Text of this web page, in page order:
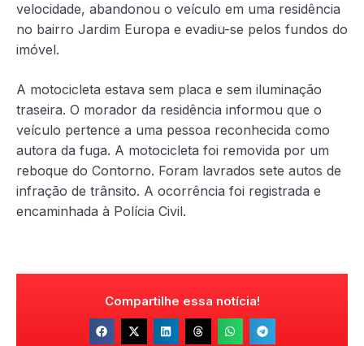
velocidade, abandonou o veículo em uma residência
no bairro Jardim Europa e evadiu-se pelos fundos do
imóvel.
A motocicleta estava sem placa e sem iluminação
traseira. O morador da residência informou que o
veículo pertence a uma pessoa reconhecida como
autora da fuga. A motocicleta foi removida por um
reboque do Contorno. Foram lavrados sete autos de
infração de trânsito. A ocorrência foi registrada e
encaminhada à Polícia Civil.
Compartilhe essa notícia!